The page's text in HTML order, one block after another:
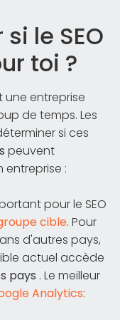
le SEO
toi ?
une entreprise
de temps. Les
si ces
peuvent
:
pour le SEO
cible. Pour
d'autres pays,
actuel accède
pays . Le meilleur
Analytics: